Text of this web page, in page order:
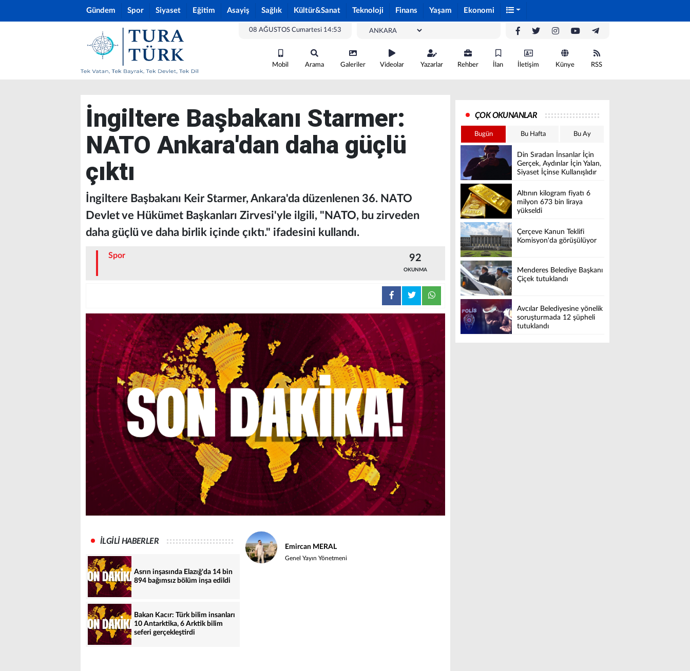
Gündem Spor Siyaset Eğitim Asayiş Sağlık Kültür&Sanat Teknoloji Finans Yaşam Ekonomi
08 AĞUSTOS Cumartesi 14:53
Mobil Arama Galeriler Videolar Yazarlar Rehber İlan İletişim Künye RSS
İngiltere Başbakanı Starmer:
NATO Ankara'dan daha güçlü
çıktı
İngiltere Başbakanı Keir Starmer, Ankara'da düzenlenen 36.⁠ NATO
Devlet ve Hükümet Başkanları Zirvesi'yle ilgili, "NATO, bu zirveden
daha güçlü ve daha birlik içinde çıktı." ifadesini kullandı.
Spor 92
OKUNMA
İLGİLİ HABERLER
Asrın inşasında Elazığ'da 14 bin
894 bağımsız bölüm inşa edildi
Bakan Kacır: Türk bilim insanları
10 Antarktika, 6 Arktik bilim
seferi gerçekleştirdi
Emircan MERAL
Genel Yayın Yönetmeni
ÇOK OKUNANLAR
Bugün Bu Hafta Bu Ay
Din Sıradan İnsanlar İçin
Gerçek, Aydınlar İçin Yalan,
Siyaset İçinse Kullanışlıdır
Altının kilogram fiyatı 6
milyon 673 bin liraya
yükseldi
Çerçeve Kanun Teklifi
Komisyon'da görüşülüyor
Menderes Belediye Başkanı
Çiçek tutuklandı
Avcılar Belediyesine yönelik
soruşturmada 12 şüpheli
tutuklandı